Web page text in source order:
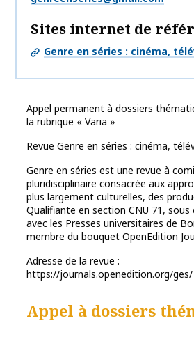
Sites internet de
Genre en séries : cinéma,
Appel permanent à dossiers
la rubrique « Varia »
Revue Genre en séries : cinéma,
Genre en séries est une revue à
pluridisciplinaire consacrée aux
plus largement culturelles, des
Qualifiante en section CNU 71,
avec les Presses universitaires de
membre du bouquet OpenEdition
Adresse de la revue :
https://journals.openedition.org/ges/
Appel à dossiers